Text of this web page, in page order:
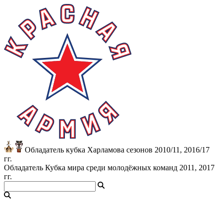
Обладатель кубка Харламова сезонов 2010/11, 2016/17
гг.
Обладатель Кубка мира среди молодёжных команд 2011, 2017
гг.